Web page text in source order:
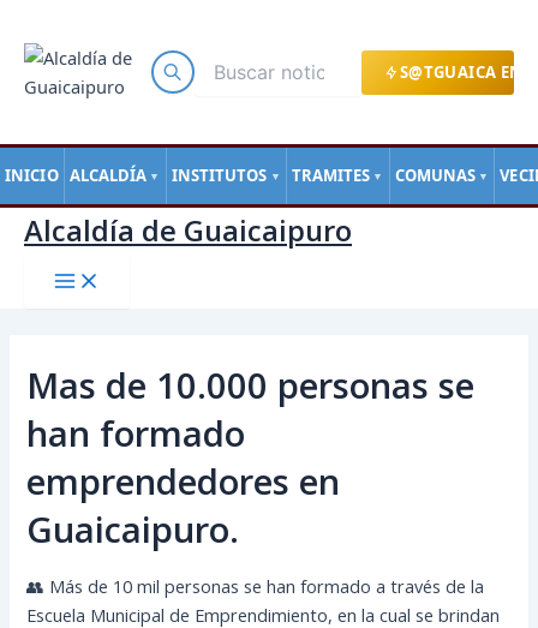
S@TGUAICA EN
INICIO ALCALDÍA ▼ INSTITUTOS ▼ TRAMITES ▼ COMUNAS ▼
contenido
Alcaldía de Guaicaipuro
Mas de 10.000 personas se
han formado
emprendedores en
Guaicaipuro.
👥 Más de 10 mil personas se han formado a través de la
Escuela Municipal de Emprendimiento, en la cual se brindan
de
entradas